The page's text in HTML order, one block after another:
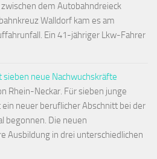
dem Autobahndreieck
Walldorf kam es am
Ein 41-jähriger Lkw-Fahrer
neue Nachwuchskräfte
Rhein-Neckar. Für sieben junge
neuer beruflicher Abschnitt bei der
begonnen. Die neuen
Ausbildung in drei unterschiedlichen